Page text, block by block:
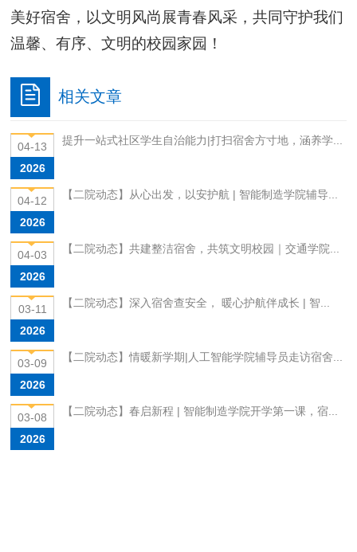
美好宿舍，以文明风尚展青春风采，共同守护我们
温馨、有序、文明的校园家园！
相关文章
04-13
2026
提升一站式社区学生自治能力|打扫宿舍方寸地，涵养学...
04-12
2026
【二院动态】从心出发，以安护航 | 智能制造学院辅导...
04-03
2026
【二院动态】共建整洁宿舍，共筑文明校园｜交通学院...
03-11
2026
【二院动态】深入宿舍查安全， 暖心护航伴成长 | 智...
03-09
2026
【二院动态】情暖新学期|人工智能学院辅导员走访宿舍...
03-08
2026
【二院动态】春启新程 | 智能制造学院开学第一课，宿...